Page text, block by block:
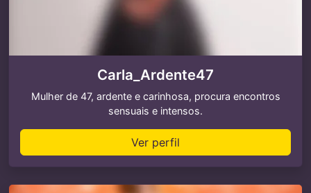
Carla_Ardente47
Mulher de 47, ardente e carinhosa, procura encontros
sensuais e intensos.
Ver perfil